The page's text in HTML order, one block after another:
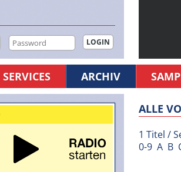
SERVICES ARCHIV
ALLE
1 Titel /
0-9 A B